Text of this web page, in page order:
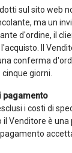
sul sito web
ma un
d'ordine, il
Il
conferma
giorni.
pagamento
i costi di
Venditore è una